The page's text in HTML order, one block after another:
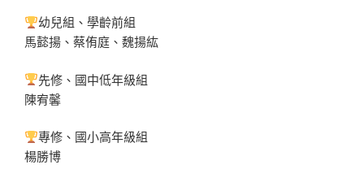
幼兒組、學齡前組
馬懿揚、蔡侑庭、魏揚紘
先修、國中低年級組
陳宥馨
專修、國小高年級組
楊勝博